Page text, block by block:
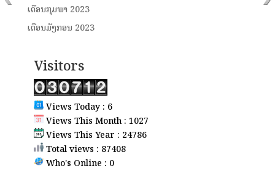
ເດືອນກຸມພາ 2023
ເດືອນມັງກອນ 2023
Visitors
Views Today : 6
Views This Month : 1027
Views This Year : 24786
Total views : 87408
Who's Online : 0